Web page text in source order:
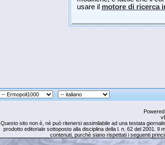
usare il motore di ricerca
Questo sito non è, nè può ritenersi assimilabile ad una testata
prodotto editoriale sottoposto alla disciplina della l. n. 62 del 2001. Il
contenuti, purchè siano rispettati i seguenti